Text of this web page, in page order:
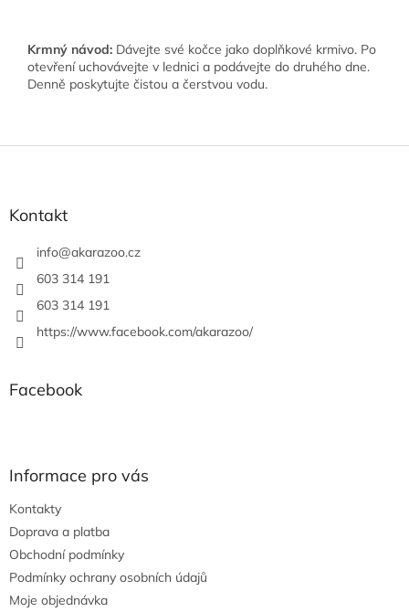
Krmný návod: Dávejte své kočce jako doplňkové krmivo. Po
otevření uchovávejte v lednici a podávejte do druhého dne.
Denně poskytujte čistou a čerstvou vodu.
Kontakt
info@akarazoo.cz
603 314 191
603 314 191
https://www.facebook.com/akarazoo/
Facebook
Informace pro vás
Kontakty
Doprava a platba
Obchodní podmínky
Podmínky ochrany osobních údajů
Moje objednávka